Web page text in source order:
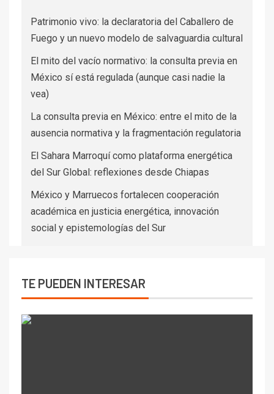
Patrimonio vivo: la declaratoria del Caballero de
Fuego y un nuevo modelo de salvaguardia cultural
El mito del vacío normativo: la consulta previa en
México sí está regulada (aunque casi nadie la
vea)
La consulta previa en México: entre el mito de la
ausencia normativa y la fragmentación regulatoria
El Sahara Marroquí como plataforma energética
del Sur Global: reflexiones desde Chiapas
México y Marruecos fortalecen cooperación
académica en justicia energética, innovación
social y epistemologías del Sur
TE PUEDEN INTERESAR